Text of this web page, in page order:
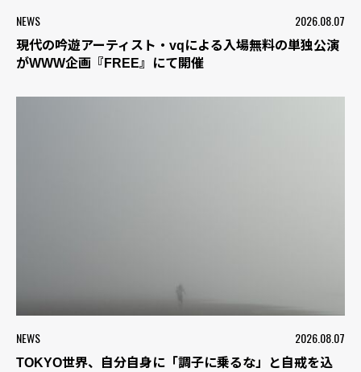
NEWS 2026.08.07
現代の吟遊アーティスト・vqによる入場無料の単独公演
がWWW企画『FREE』にて開催
NEWS 2026.08.07
TOKYO世界、自分自身に「調子に乗るな」と自戒を込